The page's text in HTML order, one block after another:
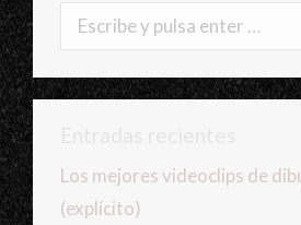
Buscar:
Los mejores videoclips de
(explícito)